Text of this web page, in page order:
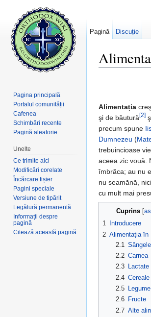
Alimentația
şi de băutură[2]
precum spune
Dumnezeu (
trebuincioase
aceea zic vouă:
îmbrăca; au nu
nu seamănă,
cu mult mai
Cuprins
1
Introducere
2 Alimentația în
2.1
2.2 Carnea
2.3
Lactate
2.4 Cereale
2.5
Legume
2.6
Fructe
2.7 Alte
Pagină Discuție
Pagina principală
Portalul comunității
Cafenea
Schimbări recente
Pagină aleatorie
Unelte
Ce trimite aici
Modificări corelate
Încărcare fișier
Pagini speciale
Versiune de tipărit
Legătură permanentă
Informații despre
pagină
Citează această pagină